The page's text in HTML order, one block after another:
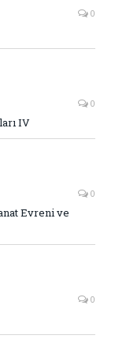
0
0
IV
0
Evreni ve
0